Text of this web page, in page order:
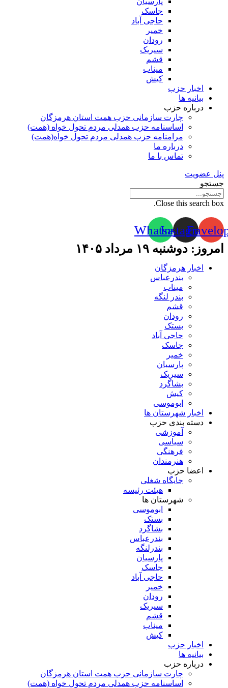
جاسک
حاجی آباد
خمیر
رودان
سیریک
قشم
میناب
کیش
اخبار حزب
بیانیه ها
درباره حزب
چارت سازمانی حزب همت استان هرمزگان
اساسنامه حزب همدلی مردم تحول خواه (همت)
مرامنامه حزب همدلی مردم تحول خواه(همت)
درباره ما
تماس با ما
پنل عضویت
جستجو
Close this search box.
Instagram
Whatsapp
امروز: دوشنبه ۱۹ مرداد ۱۴۰۵
اخبار هرمزگان
بندرعباس
میناب
بندر لنگه
قشم
رودان
بستک
حاجی آباد
جاسک
خمیر
پارسیان
سیریک
بشاگرد
کیش
ابوموسی
اخبار شهرستان ها
دسته بندی حزب
آموزشی
سیاسی
فرهنگی
هنرمندان
اعضا حزب
جایگاه شغلی
هیئت رئیسه
شهرستان ها
ابوموسی
بستک
بشاگرد
بندرعباس
بندرلنگه
پارسیان
جاسک
حاجی آباد
خمیر
رودان
سیریک
قشم
میناب
کیش
اخبار حزب
بیانیه ها
درباره حزب
چارت سازمانی حزب همت استان هرمزگان
اساسنامه حزب همدلی مردم تحول خواه (همت)